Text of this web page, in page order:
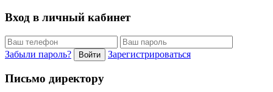
Вход в личный кабинет
Забыли пароль? Войти Зарегистрироваться
Письмо директору